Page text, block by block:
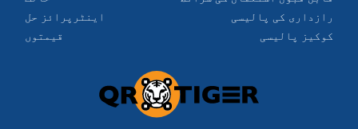
اینٹرپرائز حل
قیمتوں
رازداری کی پالیسی
کوکیز پالیسی